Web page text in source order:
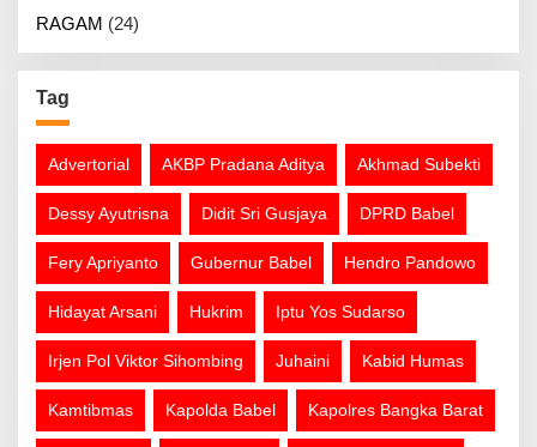
RAGAM (24)
Tag
Advertorial AKBP Pradana Aditya Akhmad Subekti
Dessy Ayutrisna Didit Sri Gusjaya DPRD Babel
Fery Apriyanto Gubernur Babel Hendro Pandowo
Hidayat Arsani Hukrim Iptu Yos Sudarso
Irjen Pol Viktor Sihombing Juhaini Kabid Humas
Kamtibmas Kapolda Babel Kapolres Bangka Barat